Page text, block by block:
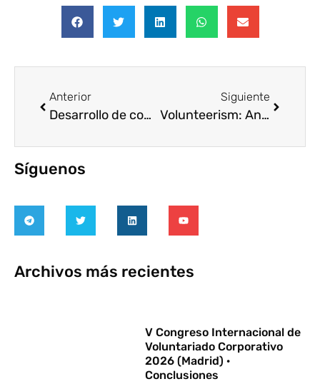
Anterior
Desarrollo de competencias y habilidades a través del voluntariado corporativo
Siguiente
Volunteerism: An Old Concept, A New Business Model for Scaling Microfinance and Technology-for-Devel
Síguenos
Archivos más recientes
V Congreso Internacional de
Voluntariado Corporativo
2026 (Madrid) ·
Conclusiones